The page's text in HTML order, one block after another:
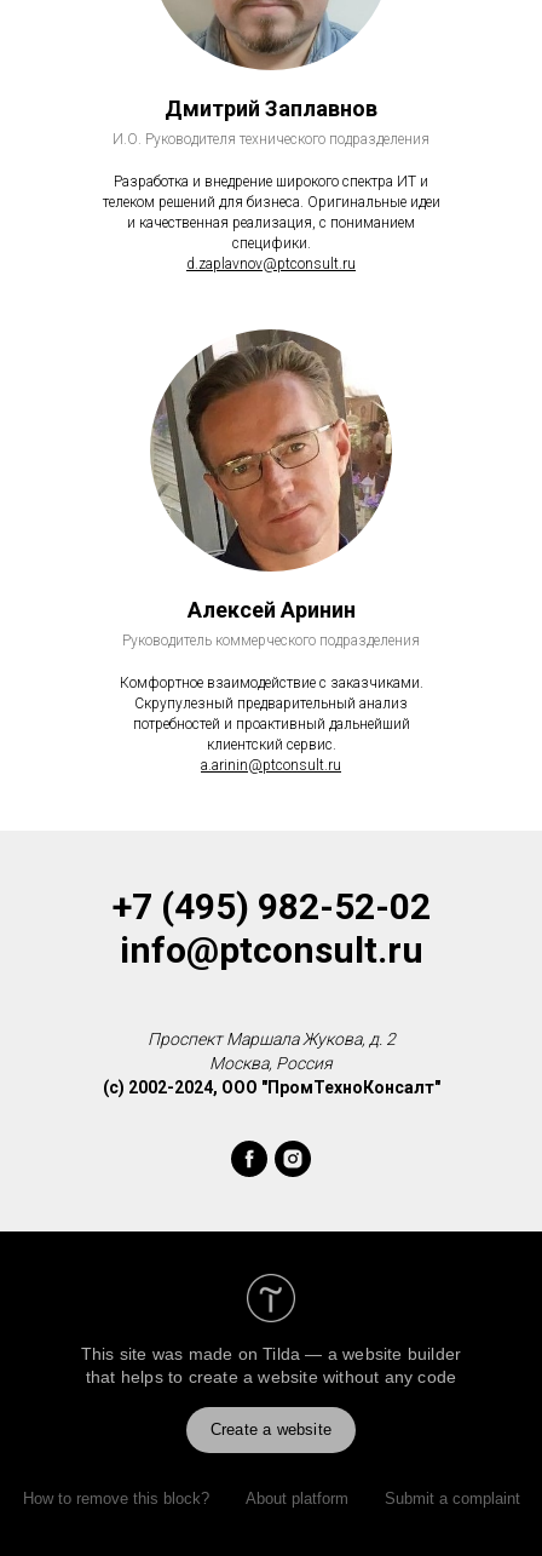
Дмитрий Заплавнов
И.О. Руководителя технического подразделения
Разработка и внедрение широкого спектра ИТ и
телеком решений для бизнеса. Оригинальные идеи
и качественная реализация, с пониманием
специфики.
d.zaplavnov@ptconsult.ru
Алексей Аринин
Руководитель коммерческого подразделения
Комфортное взаимодействие с заказчиками.
Скрупулезный предварительный анализ
потребностей и проактивный дальнейший
клиентский сервис.
a.arinin@ptconsult.ru
+7 (495) 982-52-02
info@ptconsult.ru
Проспект Маршала Жукова, д. 2
Москва, Россия
(c) 2002-2024, ООО "ПромТехноКонсалт"
This site was made onTilda — a website builder
that helps to create a website without any code
Create a website
How to remove this block? About platform Submit a complaint